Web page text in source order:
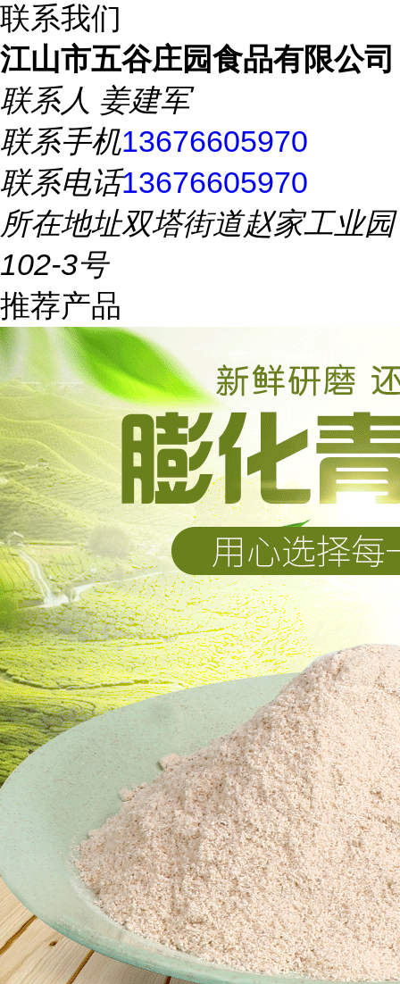
联系我们
江山市五谷庄园食品有限公司
联系人 姜建军
联系手机13676605970
联系电话13676605970
所在地址双塔街道赵家工业园
102-3号
推荐产品